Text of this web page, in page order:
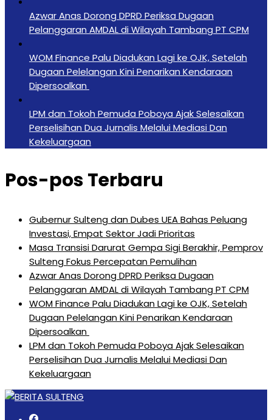
Azwar Anas Dorong DPRD Periksa Dugaan
Pelanggaran AMDAL di Wilayah Tambang PT CPM
‎WOM Finance Palu Diadukan Lagi ke OJK, Setelah
Dugaan Pelelangan Kini Penarikan Kendaraan
Dipersoalkan ‎
LPM dan Tokoh Pemuda Poboya Ajak Selesaikan
Perselisihan Dua Jurnalis Melalui Mediasi Dan
Kekeluargaan
Pos-pos Terbaru
Gubernur Sulteng dan Dubes UEA Bahas Peluang
Investasi, Empat Sektor Jadi Prioritas
Masa Transisi Darurat Gempa Sigi Berakhir, Pemprov
Sulteng Fokus Percepatan Pemulihan
Azwar Anas Dorong DPRD Periksa Dugaan
Pelanggaran AMDAL di Wilayah Tambang PT CPM
‎WOM Finance Palu Diadukan Lagi ke OJK, Setelah
Dugaan Pelelangan Kini Penarikan Kendaraan
Dipersoalkan ‎
LPM dan Tokoh Pemuda Poboya Ajak Selesaikan
Perselisihan Dua Jurnalis Melalui Mediasi Dan
Kekeluargaan